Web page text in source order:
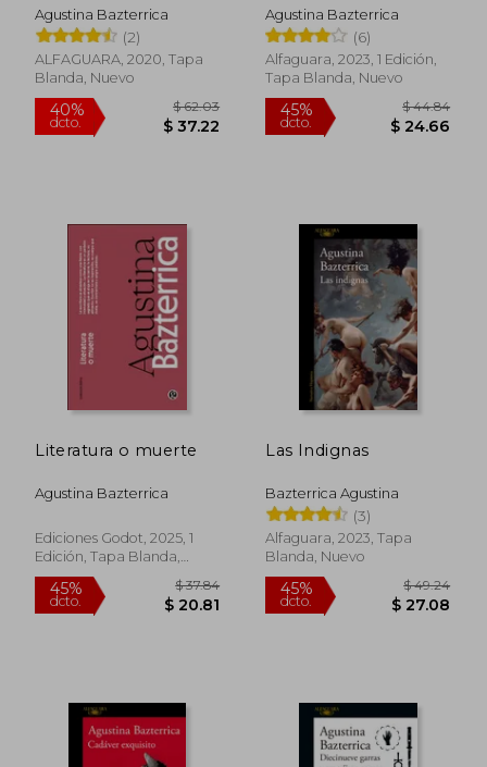
Agustina Bazterrica
(2)
ALFAGUARA, 2020, Tapa
Blanda, Nuevo
40%
Agustina Bazterrica
(6)
Alfaguara, 2023, 1 Edición,
Tapa Blanda, Nuevo
45%
Literatura o muerte
Agustina Bazterrica
Ediciones Godot, 2025, 1
Edición, Tapa Blanda,
Nuevo
Las Indignas
Bazterrica Agustina
(3)
Alfaguara, 2023, Tapa
Blanda, Nuevo